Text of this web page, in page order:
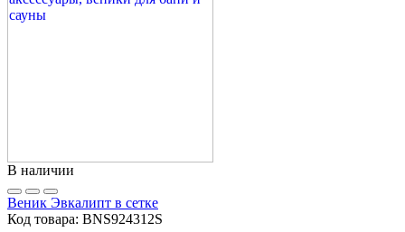
В наличии
Веник Эвкалипт в сетке
Код товара: BNS924312S